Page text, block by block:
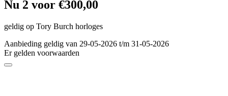
Nu 2 voor €300,00
geldig op Tory Burch horloges
Aanbieding geldig van 29-05-2026 t/m 31-05-2026
Er gelden voorwaarden